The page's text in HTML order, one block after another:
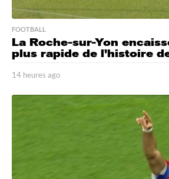
FOOTBALL
La Roche-sur-Yon
plus rapide de l’histoire
14 heures ago
h